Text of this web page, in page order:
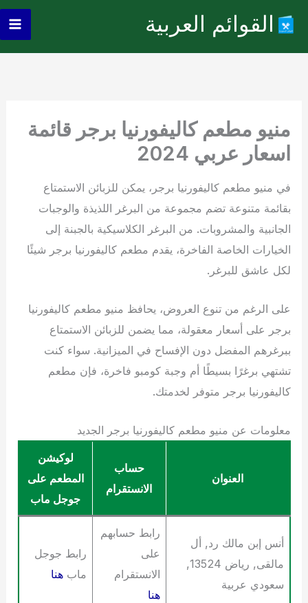
المحتوى
القوائم العربية
منيو مطعم كاليفورنيا برجر قائمة
اسعار عربي 2024
في منيو مطعم كاليفورنيا برجر، يمكن للزبائن الاستمتاع
بقائمة متنوعة تضم مجموعة من البرغر اللذيذة والوجبات
الجانبية والمشروبات. من البرغر الكلاسيكية بالجبنة إلى
الخيارات الخاصة الفاخرة، يقدم مطعم كاليفورنيا برجر شيئًا
لكل عاشق للبرغر.
على الرغم من تنوع العروض، يحافظ منيو مطعم كاليفورنيا
برجر على أسعار معقولة، مما يضمن للزبائن الاستمتاع
ببرغرهم المفضل دون الإفساح في الميزانية. سواء كنت
تشتهي برغرًا بسيطًا أم وجبة كومبو فاخرة، فإن مطعم
كاليفورنيا برجر متوفر لخدمتك.
معلومات عن منيو مطعم كاليفورنيا برجر الجديد
العنوان
حساب
الانستقرام
لوكيشن
المطعم على
جوجل ماب
أنس إبن مالك رد, أل
مالقى, رياض 13524,
سعودي عربية
رابط حسابهم
على
الانستقرام
هنا
رابط جوجل
مابهنا